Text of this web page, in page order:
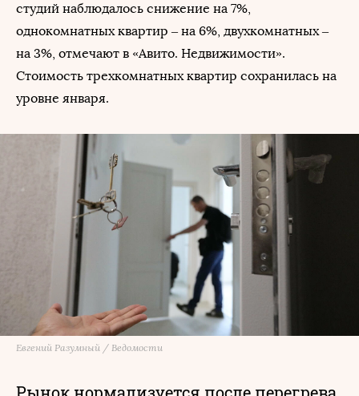
студий наблюдалось снижение на 7%,
однокомнатных квартир – на 6%, двухкомнатных –
на 3%, отмечают в «Авито. Недвижимости».
Стоимость трехкомнатных квартир сохранилась на
уровне января.
Евгений Разумный / Ведомости